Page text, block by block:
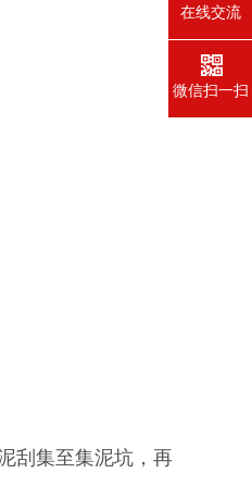
刮集至集泥坑，再
在线交流
微信扫一扫